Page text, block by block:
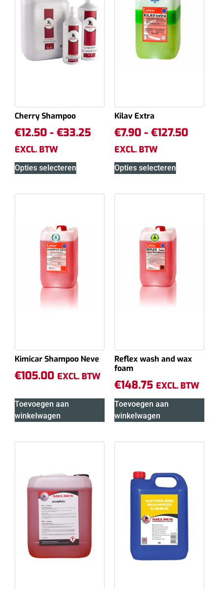
Cherry Shampoo
€12.50 - €33.25
EXCL. BTW
Opties selecteren
Kilav Extra
€7.90 - €127.50
EXCL. BTW
Opties selecteren
Kimicar Shampoo Neve
€105.00 EXCL. BTW
Toevoegen aan
winkelwagen
Reflex wash and wax
foam
€148.75 EXCL. BTW
Toevoegen aan
winkelwagen